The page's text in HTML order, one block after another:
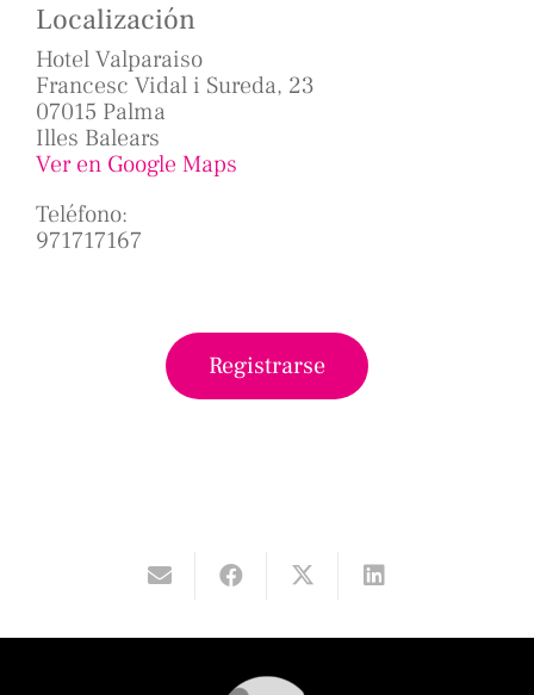
Localización
Hotel Valparaiso
Francesc Vidal i Sureda, 23
07015 Palma
Illes Balears
Ver en Google Maps
Teléfono:
971717167
Registrarse